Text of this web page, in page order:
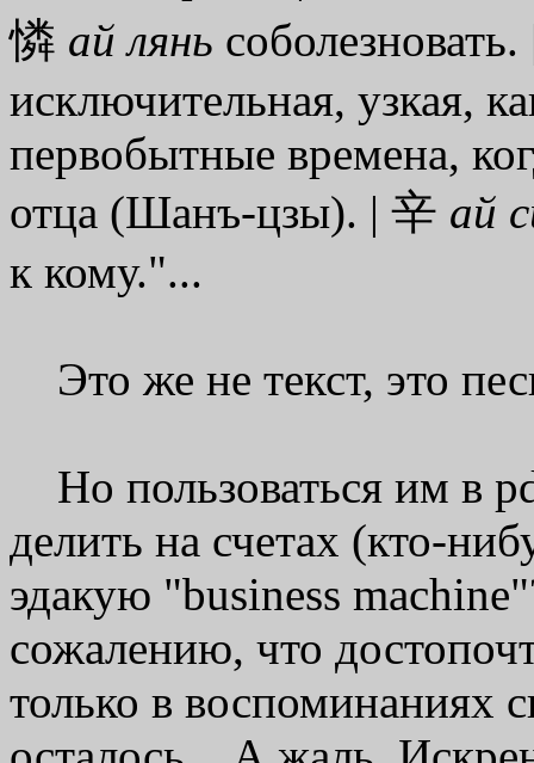
憐 ай лянь
исключительная, узкая,
первобытные времена,
отца (Шанъ-цзы). | 辛 ай
к кому."...
Это же не текст, это
Но пользоваться им в
делить на счетах (кто-
эдакую "business
сожалению, что
только в воспоминаниях